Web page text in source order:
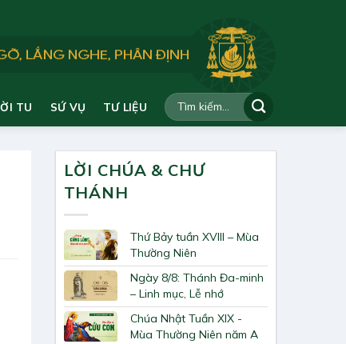
TU SỨ VỤ TƯ LIỆU
LỜI CHÚA & CHƯ
THÁNH
Thứ Bảy tuần XVIII – Mùa
Thường Niên
Ngày 8/8: Thánh Đa-minh
– Linh mục, Lễ nhớ
Chúa Nhật Tuần XIX -
Mùa Thường Niên năm A